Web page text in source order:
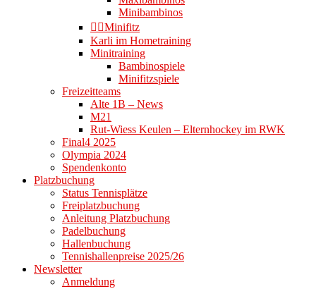
Minibambinos
👉🏻Minifitz
Karli im Hometraining
Minitraining
Bambinospiele
Minifitzspiele
Freizeitteams
Alte 1B – News
M21
Rut-Wiess Keulen – Elternhockey im RWK
Final4 2025
Olympia 2024
Spendenkonto
Platzbuchung
Status Tennisplätze
Freiplatzbuchung
Anleitung Platzbuchung
Padelbuchung
Hallenbuchung
Tennishallenpreise 2025/26
Newsletter
Anmeldung